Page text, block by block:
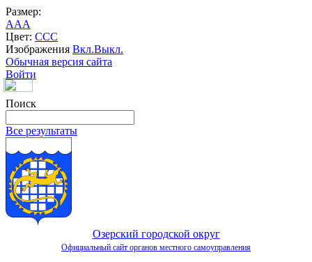
Размер:
AAA
Цвет: CCC
Изображения Вкл.Выкл.
Обычная версия сайта
Войти
Поиск
Все результаты
Озерский городской округ
Официальный сайт органов местного самоуправления